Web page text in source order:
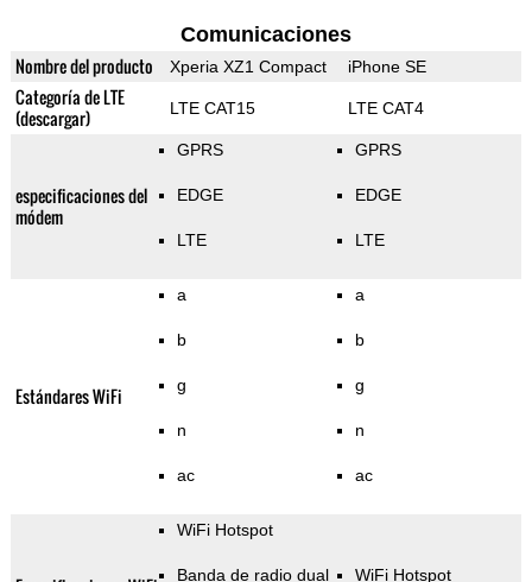
Comunicaciones
Nombre del producto Xperia XZ1 Compact iPhone SE
Categoría de LTE
(descargar)
LTE CAT15 LTE CAT4
especificaciones del
módem
GPRS
EDGE
LTE
GPRS
EDGE
LTE
Estándares WiFi
a
b
g
n
ac
a
b
g
n
ac
WiFi Hotspot
Banda de radio dual WiFi Hotspot